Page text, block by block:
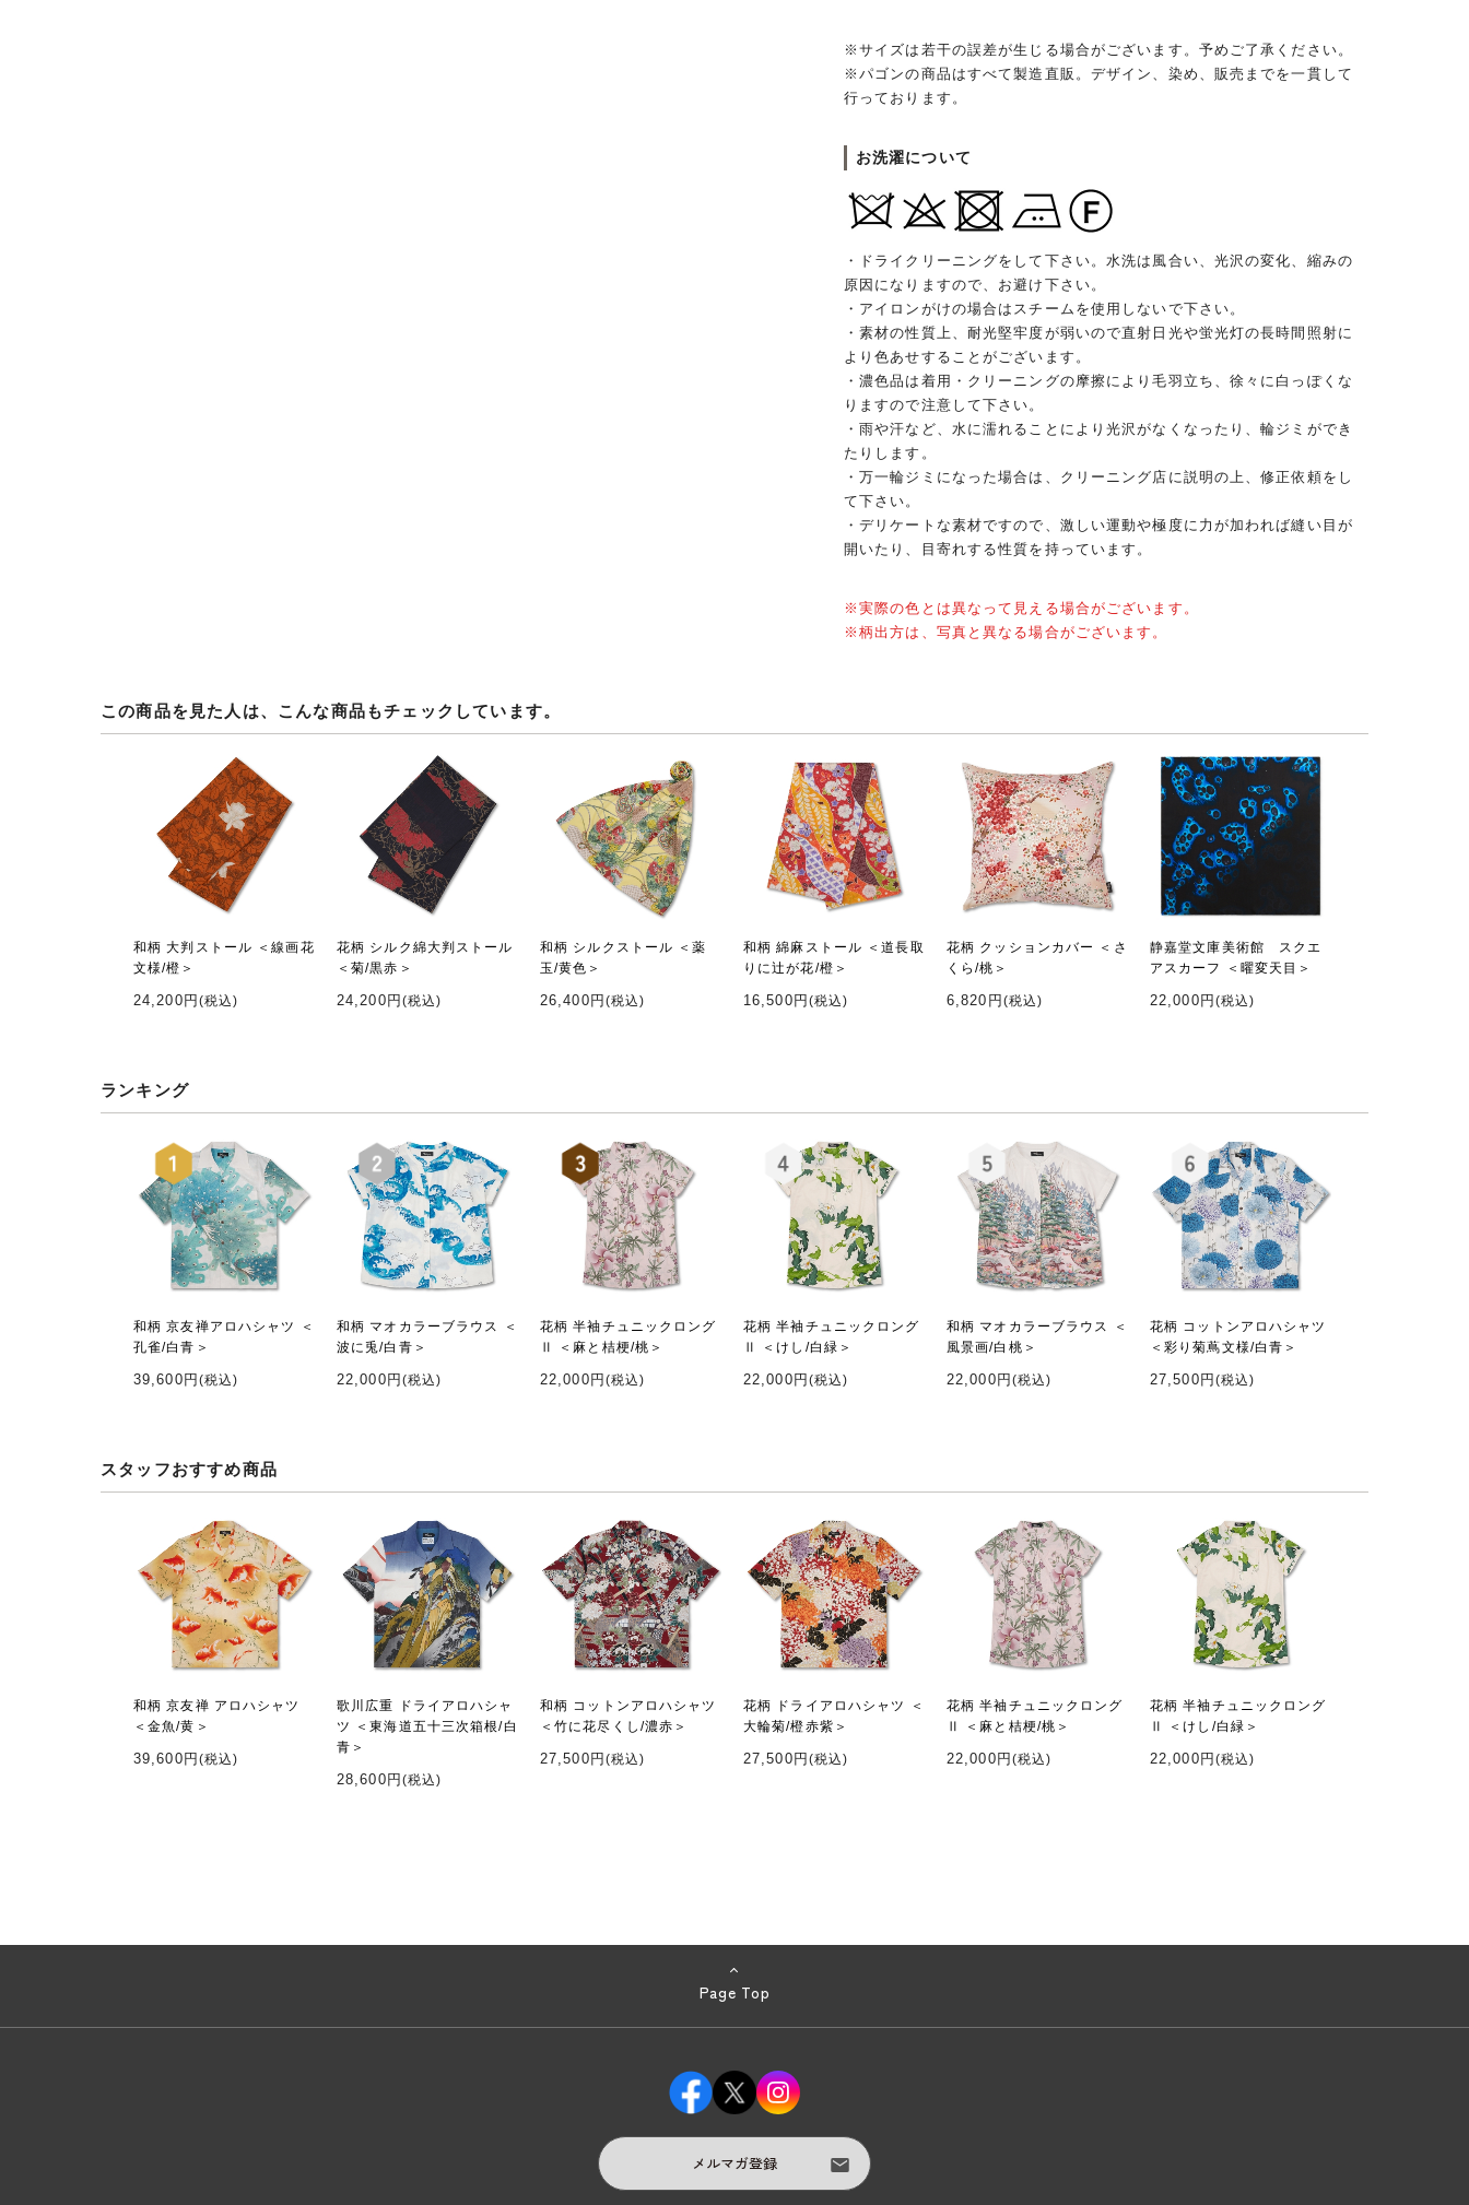
※サイズは若干の誤差が生じる場合がございます。予めご了承ください。
※パゴンの商品はすべて製造直販。デザイン、染め、販売までを一貫して
行っております。
お洗濯について
・ドライクリーニングをして下さい。水洗は風合い、光沢の変化、縮みの
原因になりますので、お避け下さい。
・アイロンがけの場合はスチームを使用しないで下さい。
・素材の性質上、耐光堅牢度が弱いので直射日光や蛍光灯の長時間照射に
より色あせすることがございます。
・濃色品は着用・クリーニングの摩擦により毛羽立ち、徐々に白っぽくな
りますので注意して下さい。
・雨や汗など、水に濡れることにより光沢がなくなったり、輪ジミができ
たりします。
・万一輪ジミになった場合は、クリーニング店に説明の上、修正依頼をし
て下さい。
・デリケートな素材ですので、激しい運動や極度に力が加われば縫い目が
開いたり、目寄れする性質を持っています。
※実際の色とは異なって見える場合がございます。
※柄出方は、写真と異なる場合がございます。
この商品を見た人は、こんな商品もチェックしています。
和柄 大判ストール ＜線画花
文様/橙＞
24,200円 (税込)
花柄 シルク綿大判ストール
＜菊/黒赤＞
24,200円 (税込)
和柄 シルクストール ＜薬
玉/黄色＞
26,400円 (税込)
和柄 綿麻ストール ＜道長取
りに辻が花/橙＞
16,500円 (税込)
花柄 クッションカバー ＜さ
くら/桃＞
6,820円 (税込)
静嘉堂文庫美術館 スクエ
アスカーフ ＜曜変天目＞
22,000円 (税込)
ランキング
和柄 京友禅アロハシャツ ＜
孔雀/白青＞
39,600円 (税込)
和柄 マオカラーブラウス ＜
波に兎/白青＞
22,000円 (税込)
花柄 半袖チュニックロング
Ⅱ ＜麻と桔梗/桃＞
22,000円 (税込)
花柄 半袖チュニックロング
Ⅱ ＜けし/白緑＞
22,000円 (税込)
和柄 マオカラーブラウス ＜
風景画/白桃＞
22,000円 (税込)
花柄 コットンアロハシャツ
＜彩り菊蔦文様/白青＞
27,500円 (税込)
スタッフおすすめ商品
和柄 京友禅 アロハシャツ
＜金魚/黄＞
39,600円 (税込)
歌川広重 ドライアロハシャ
ツ ＜東海道五十三次箱根/白
青＞
28,600円 (税込)
和柄 コットンアロハシャツ
＜竹に花尽くし/濃赤＞
27,500円 (税込)
花柄 ドライアロハシャツ ＜
大輪菊/橙赤紫＞
27,500円 (税込)
花柄 半袖チュニックロング
Ⅱ ＜麻と桔梗/桃＞
22,000円 (税込)
花柄 半袖チュニックロング
Ⅱ ＜けし/白緑＞
22,000円 (税込)
Page Top
メルマガ登録